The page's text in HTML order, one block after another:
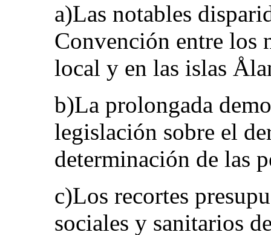
a)Las notables
Convención entre los
local y en las islas
b)La prolongada
legislación sobre el
determinación de las
c)Los recortes
sociales y sanitarios